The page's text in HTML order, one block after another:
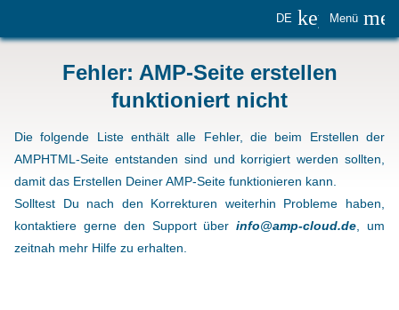
DE Menü
Fehler: AMP-Seite erstellen
funktioniert nicht
Die folgende Liste enthält alle Fehler, die beim Erstellen der
AMPHTML-Seite entstanden sind und korrigiert werden sollten,
damit das Erstellen Deiner AMP-Seite funktionieren kann.
Solltest Du nach den Korrekturen weiterhin Probleme haben,
kontaktiere gerne den Support überinfo@amp-cloud.de, um
zeitnah mehr Hilfe zu erhalten.